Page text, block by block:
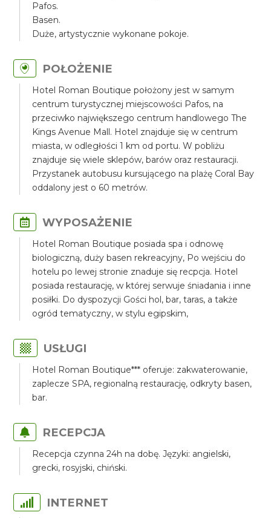
Pafos.
Basen.
Duże, artystycznie wykonane pokoje.
POŁOŻENIE
Hotel Roman Boutique położony jest w samym
centrum turystycznej miejscowości Pafos, na
przeciwko największego centrum handlowego The
Kings Avenue Mall. Hotel znajduje się w centrum
miasta, w odległości 1 km od portu. W pobliżu
znajduje się wiele sklepów, barów oraz restauracji.
Przystanek autobusu kursującego na plażę Coral Bay
oddalony jest o 60 metrów.
WYPOSAŻENIE
Hotel Roman Boutique posiada spa i odnowę
biologiczną, duży basen rekreacyjny, Po wejściu do
hotelu po lewej stronie znaduje się recpcja. Hotel
posiada restaurację, w której serwuje śniadania i inne
posiłki. Do dyspozycji Gości hol, bar, taras, a także
ogród tematyczny, w stylu egipskim,
USŁUGI
Hotel Roman Boutique*** oferuje: zakwaterowanie,
zaplecze SPA, regionalną restaurację, odkryty basen,
bar.
RECEPCJA
Recepcja czynna 24h na dobę. Języki: angielski,
grecki, rosyjski, chiński.
INTERNET